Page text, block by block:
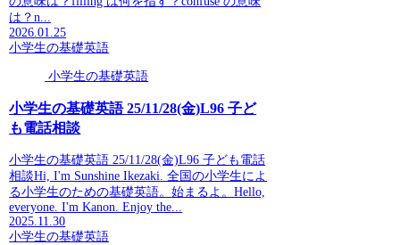
は？n...
2026.01.25
小学生の基礎英語
小学生の基礎英語
小学生の基礎英語 25/11/28(金)L96 子ど
も電話相談
小学生の基礎英語 25/11/28(金)L96 子ども電話
相談Hi, I'm Sunshine Ikezaki. 全国の小学生によ
る小学生のための基礎英語。始まるよ。Hello,
everyone. I'm Kanon. Enjoy the...
2025.11.30
小学生の基礎英語